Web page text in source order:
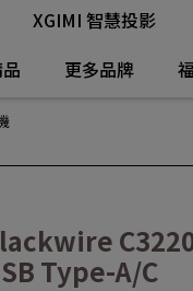
XGIMI 智慧投影
更多品牌
Type-A/C